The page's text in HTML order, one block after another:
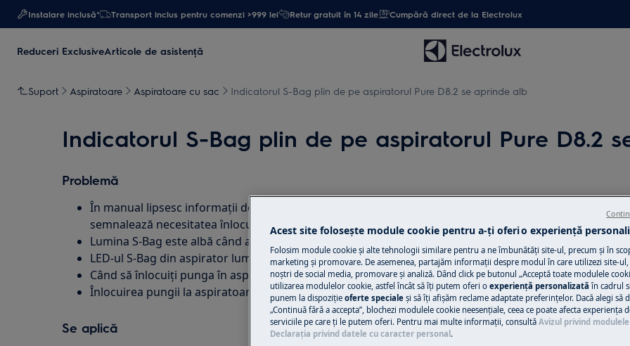
Instalare inclusă* Transport inclus pentru comenzi >999 lei Retur gratuit în 14 zile Cumpără direct de la Electrolux
Reduceri ExclusiveArticole de asistență
Suport Aspiratoare Aspiratoare cu sac Indicatorul S-Bag plin de pe aspiratorul Pure D8.2 se aprinde alb
Indicatorul S-Bag plin de pe aspiratorul Pure D8.2
Problemă
În manual lipsesc informații detaliate despre modul în care aspiratorul
semnalează necesitatea înlocuirii sacului
Lumina S-Bag este albă când aspiratorul este pornit
LED-ul S-Bag din aspirator luminează alb tot timpul.
Când să înlocuiți punga în aspiratorul Pure D8.2
Înlocuirea pungii la aspiratoarele Pure D8.2
Se aplică
Descarcă
Nu mai găsești
Descarcă
Găsește
Acest site folosește module cookie pentru a-ţi oferi o experienţă
Folosim module cookie și alte tehnologii similare pentru a ne îmbunătăţi site-ul, precum și în
marketing și promovare. De asemenea, partajăm informaţii despre modul în care utilizezi site-
noștri de social media, promovare și analiză. Dând click pe butonul „Acceptă toate modulele
utilizarea modulelor cookie, astfel încât să îţi putem oferi o experienţă personalizată în cadrul
punem la dispoziţie oferte speciale și să îţi afișăm reclame adaptate preferinţelor. Dacă alegi să
„Continuă fără a accepta”, blochezi modulele cookie neesenţiale, ceea ce poate afecta experienţa
serviciile pe care ţi le putem oferi. Pentru mai multe informaţii, consultă Avizul privind
Declaraţia privind datele cu caracter personal.